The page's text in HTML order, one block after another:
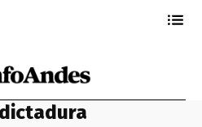
dictadura